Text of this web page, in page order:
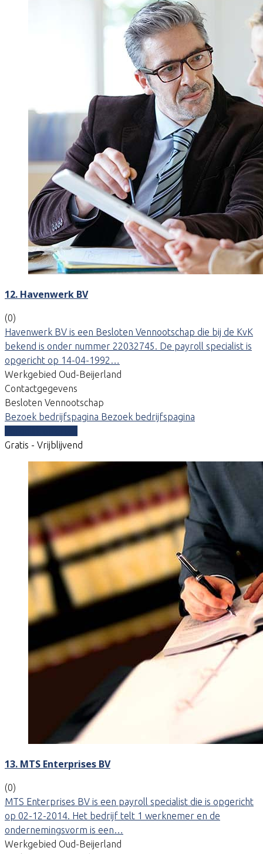
12. Havenwerk BV
(0)
Havenwerk BV is een Besloten Vennootschap die bij de KvK
bekend is onder nummer 22032745. De payroll specialist is
opgericht op 14-04-1992…
Werkgebied Oud-Beijerland
Contactgegevens
Besloten Vennootschap
Bezoek bedrijfspagina Bezoek bedrijfspagina
Gratis - Vrijblijvend
13. MTS Enterprises BV
(0)
MTS Enterprises BV is een payroll specialist die is opgericht
op 02-12-2014. Het bedrijf telt 1 werknemer en de
ondernemingsvorm is een…
Werkgebied Oud-Beijerland